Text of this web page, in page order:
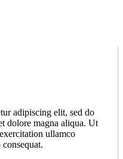
adipiscing elit, sed do
dolore magna aliqua. Ut
ullamco